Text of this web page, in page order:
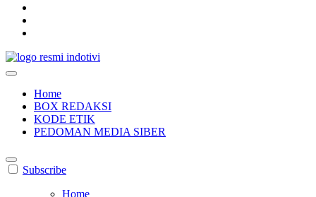
Home
BOX REDAKSI
KODE ETIK
PEDOMAN MEDIA SIBER
Subscribe
Home